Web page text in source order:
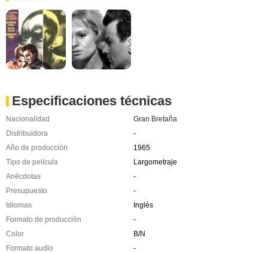
Especificaciones técnicas
Nacionalidad
Gran Bretaña
Distribuidora
-
Año de producción
1965
Tipo de película
Largometraje
Anécdotas
-
Presupuesto
-
Idiomas
Inglés
Formato de producción
-
Color
B/N
Formato audio
-